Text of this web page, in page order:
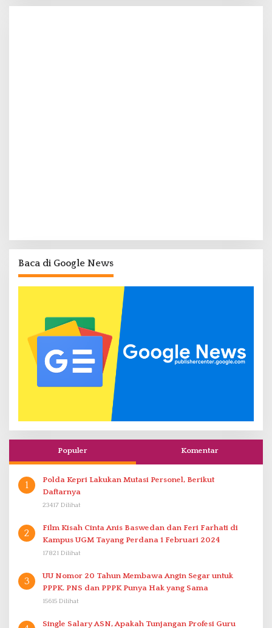
Baca di Google News
Populer Komentar
1
Polda Kepri Lakukan Mutasi Personel, Berikut
Daftarnya
23417 Dilihat
2
Film Kisah Cinta Anis Baswedan dan Feri Farhati di
Kampus UGM Tayang Perdana 1 Februari 2024
17821 Dilihat
3
UU Nomor 20 Tahun Membawa Angin Segar untuk
PPPK. PNS dan PPPK Punya Hak yang Sama
15615 Dilihat
Single Salary ASN, Apakah Tunjangan Profesi Guru